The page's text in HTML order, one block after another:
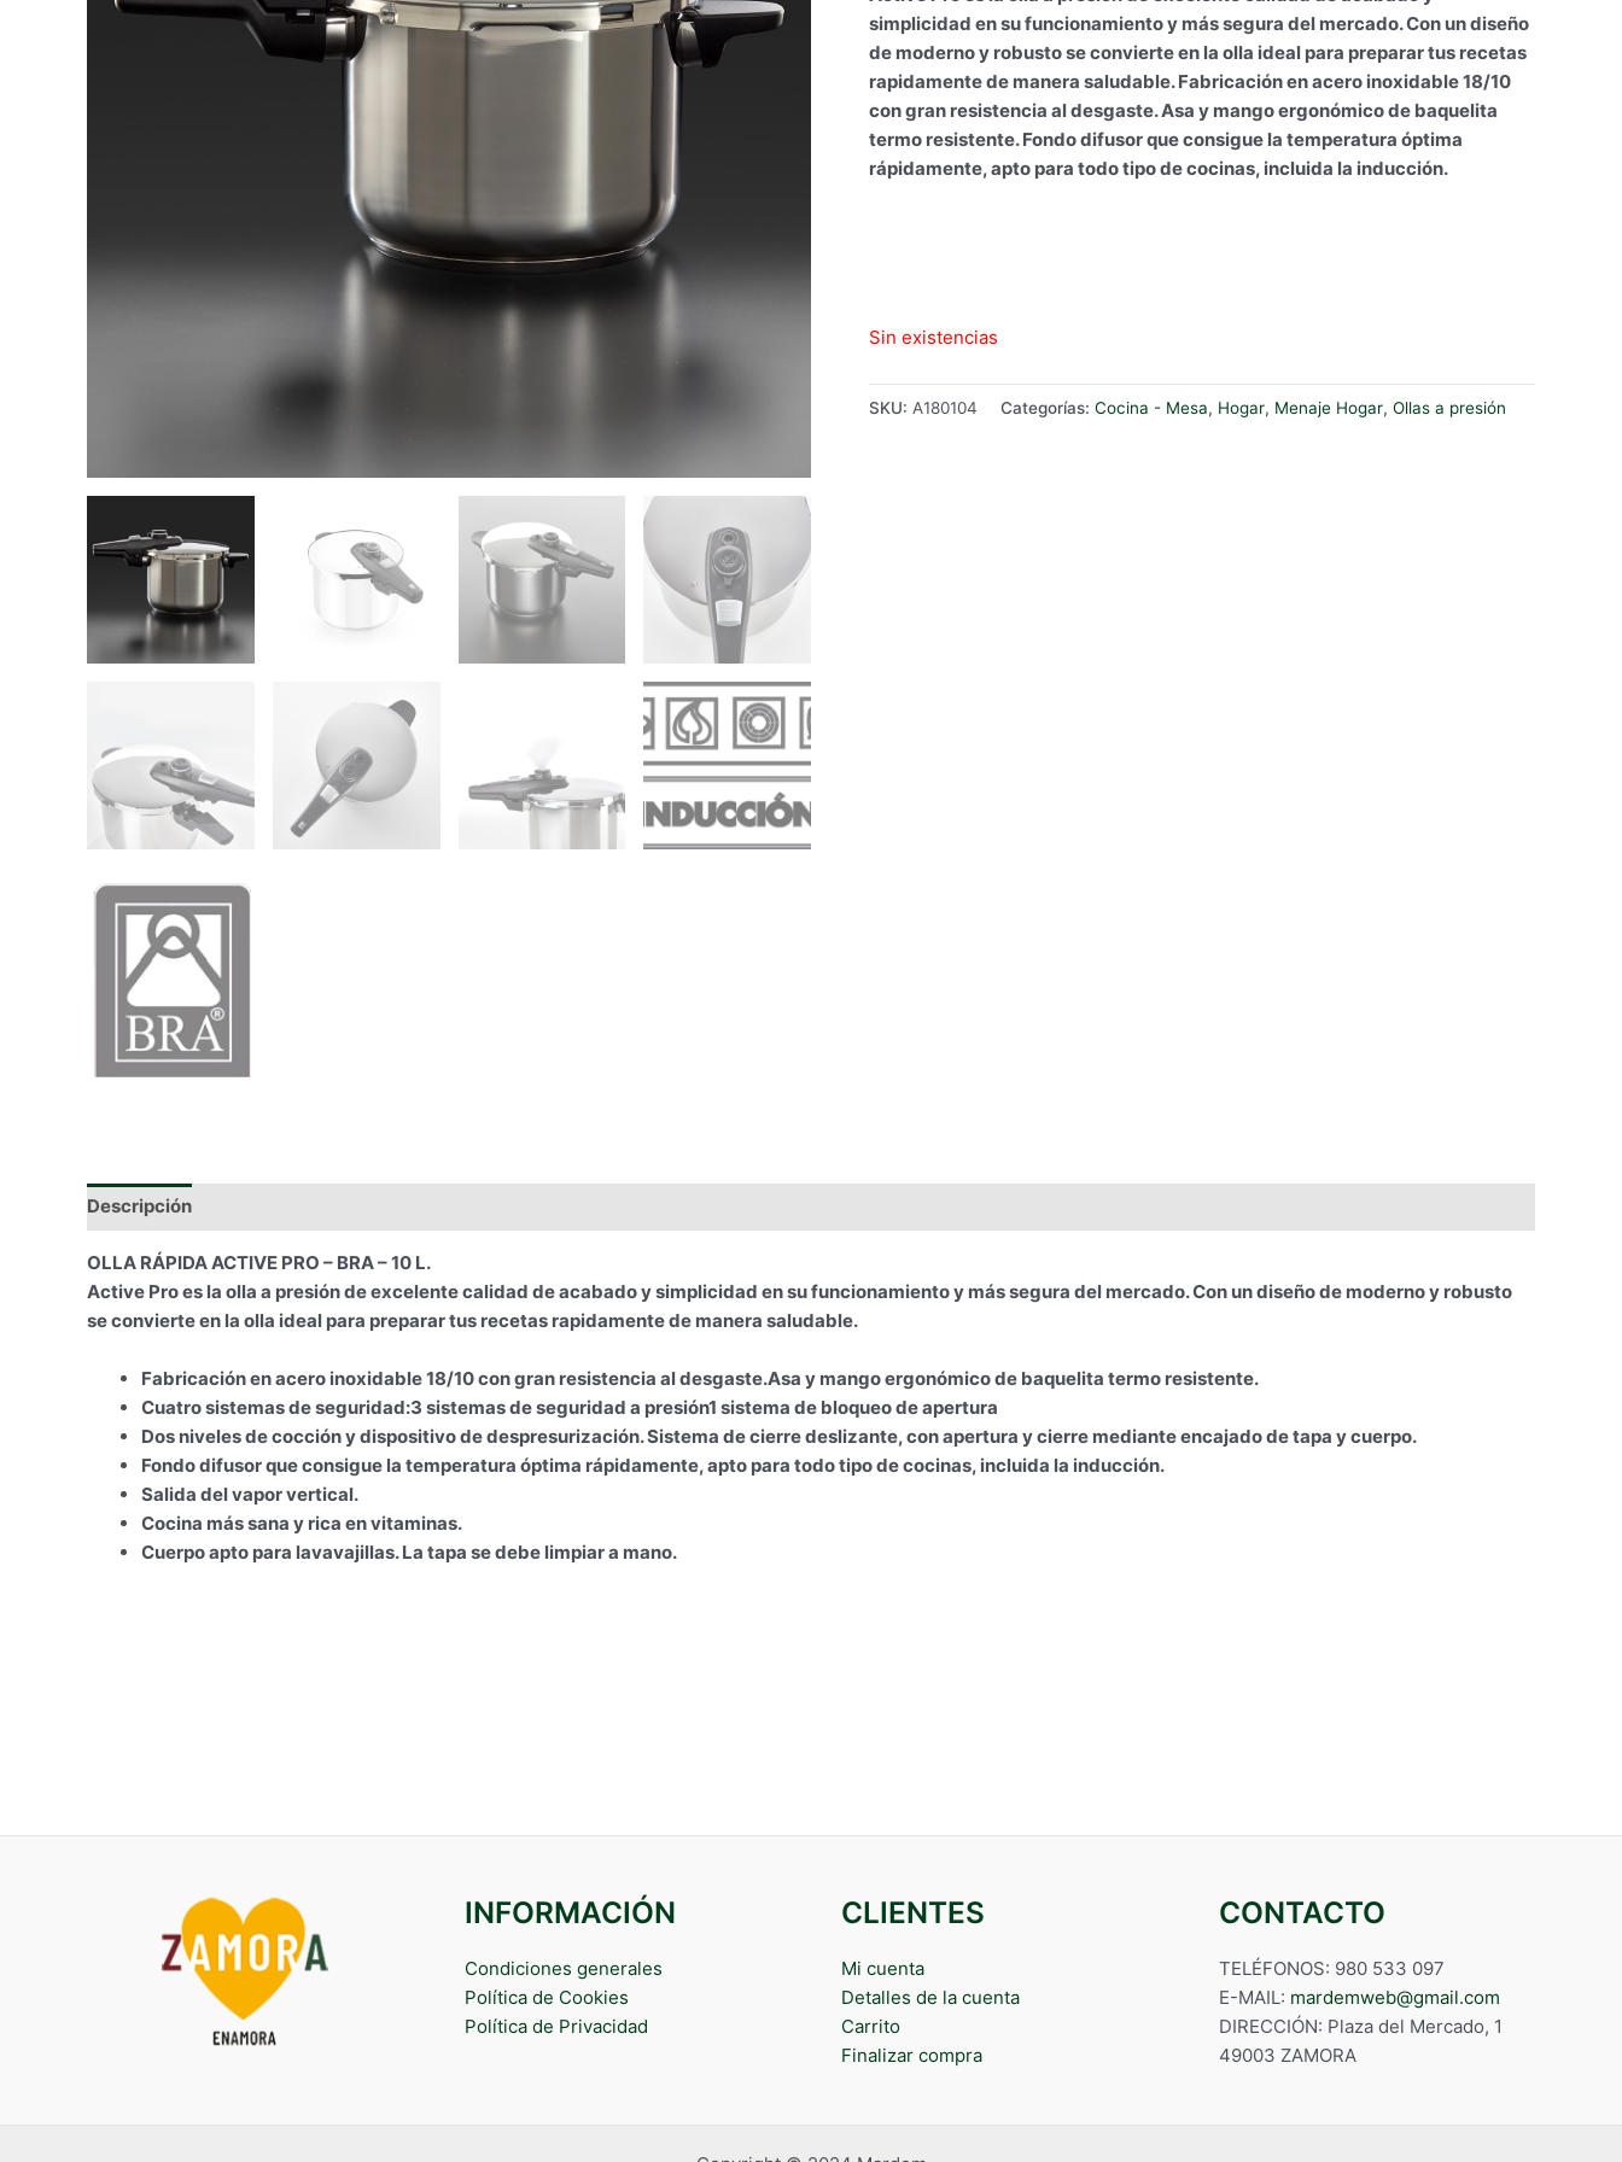
simplicidad en su funcionamiento y más segura del mercado. Con un diseño
de moderno y robusto se convierte en la olla ideal para preparar tus recetas
rapidamente de manera saludable.Fabricación en acero inoxidable 18/10
con gran resistencia al desgaste. Asa y mango ergonómico de baquelita
termo resistente.Fondo difusor que consigue la temperatura óptima
rápidamente, apto para todo tipo de cocinas, incluida la inducción.
Sin existencias
SKU: A180104 Categorías: Cocina - Mesa, Hogar, Menaje Hogar, Ollas a presión
Descripción
OLLA RÁPIDA ACTIVE PRO – BRA – 10 L.
Active Pro es la olla a presión de excelente calidad de acabado y simplicidad en su funcionamiento y más segura del mercado. Con un diseño de moderno y robusto
se convierte en la olla ideal para preparar tus recetas rapidamente de manera saludable.
Fabricación en acero inoxidable 18/10 con gran resistencia al desgaste.Asa y mango ergonómico de baquelita termo resistente.
Cuatro sistemas de seguridad:3 sistemas de seguridad a presión1 sistema de bloqueo de apertura
Dos niveles de cocción y dispositivo de despresurización. Sistema de cierre deslizante, con apertura y cierre mediante encajado de tapa y cuerpo.
Fondo difusor que consigue la temperatura óptima rápidamente, apto para todo tipo de cocinas, incluida la inducción.
Salida del vapor vertical.
Cocina más sana y rica en vitaminas.
Cuerpo apto para lavavajillas. La tapa se debe limpiar a mano.
INFORMACIÓN
Condiciones generales
Política de Cookies
Política de Privacidad
CLIENTES
Mi cuenta
Detalles de la cuenta
Carrito
Finalizar compra
CONTACTO
TELÉFONOS: 980 533 097
E-MAIL: mardemweb@gmail.com
DIRECCIÓN: Plaza del Mercado, 1
49003 ZAMORA